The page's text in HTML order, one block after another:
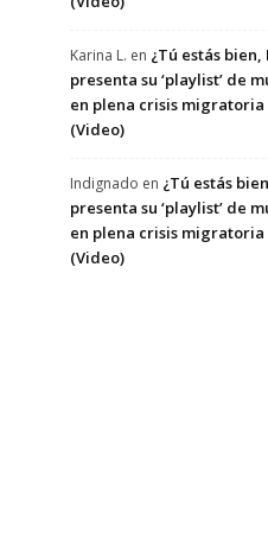
Karina L. en ¿Tú estás bien,
presenta su ‘playlist’ de
en plena crisis migratoria
(Video)
Indignado en ¿Tú estás
presenta su ‘playlist’ de
en plena crisis migratoria
(Video)